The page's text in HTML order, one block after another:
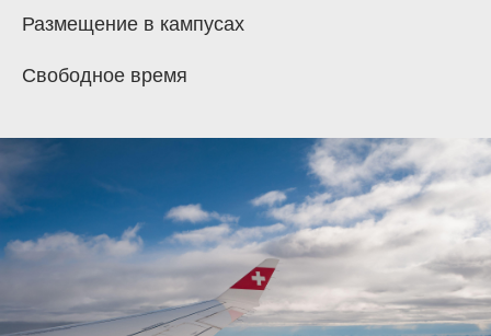
Количество мест в кампусе ограничено.
При заполнении мест в кампусах возможно
Размещение в кампусах
Свободное время